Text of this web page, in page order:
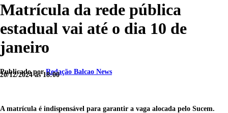
Matrícula da rede pública
estadual vai até o dia 10 de
janeiro
Publicado porRedação Balcao News
20/12/2024 às 18:00
A matrícula é indispensável para garantir a vaga alocada pelo Sucem.